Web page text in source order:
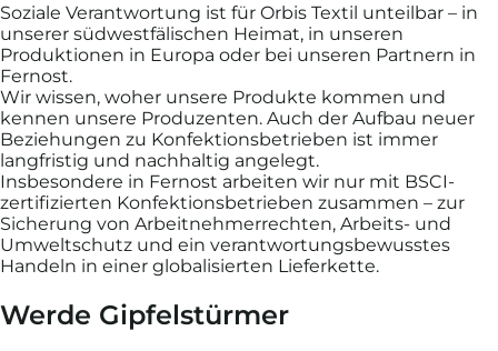
Soziale Verantwortung ist für Orbis Textil unteilbar – in
unserer südwestfälischen Heimat, in unseren
Produktionen in Europa oder bei unseren Partnern in
Fernost.
Wir wissen, woher unsere Produkte kommen und
kennen unsere Produzenten. Auch der Aufbau neuer
Beziehungen zu Konfektionsbetrieben ist immer
langfristig und nachhaltig angelegt.
Insbesondere in Fernost arbeiten wir nur mit BSCI-
zertifizierten Konfektionsbetrieben zusammen – zur
Sicherung von Arbeitnehmerrechten, Arbeits- und
Umweltschutz und ein verantwortungsbewusstes
Handeln in einer globalisierten Lieferkette.
Werde Gipfelstürmer